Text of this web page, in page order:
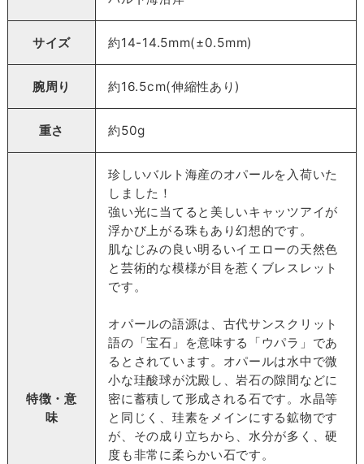
サイズ 約14-14.5mm(±0.5mm)
腕周り 約16.5cm(伸縮性あり)
重さ 約50g
特徴・意
味
珍しいバルト海産のオパールを入荷いた
しました！
強い光に当てると美しいキャッツアイが
浮かび上がる珠もあり幻想的です。
肌なじみの良い明るいイエローの天然色
と芸術的な模様が目を惹くブレスレット
です。
オパールの語源は、古代サンスクリット
語の「宝石」を意味する「ウパラ」であ
るとされています。オパールは水中で微
小な珪酸球が沈殿し、岩石の隙間などに
密に蓄積して形成される石です。水晶等
と同じく、珪素をメインにする鉱物です
が、その成り立ちから、水分が多く、硬
度も非常に柔らかい石です。